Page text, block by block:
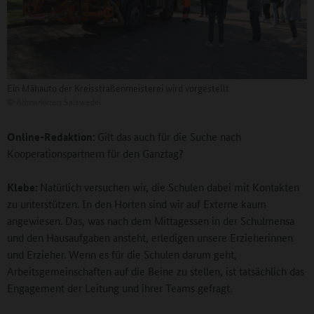
Online-Redaktion: Gilt das auch für die Suche nach
Kooperationspartnern für den Ganztag?
Klebe: Natürlich versuchen wir, die Schulen dabei mit Kontakten
zu unterstützen. In den Horten sind wir auf Externe kaum
angewiesen. Das, was nach dem Mittagessen in der Schulmensa
und den Hausaufgaben ansteht, erledigen unsere Erzieherinnen
und Erzieher. Wenn es für die Schulen darum geht,
Arbeitsgemeinschaften auf die Beine zu stellen, ist tatsächlich das
Engagement der Leitung und ihrer Teams gefragt.